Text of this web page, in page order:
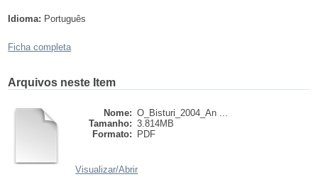
Idioma: Português
Ficha completa
Arquivos neste Item
Nome: O_Bisturi_2004_An ...
Tamanho: 3.814MB
Formato:
PDF
Visualizar/Abrir